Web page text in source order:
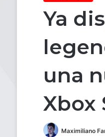
Ya
una
Xbox
Maximiliano